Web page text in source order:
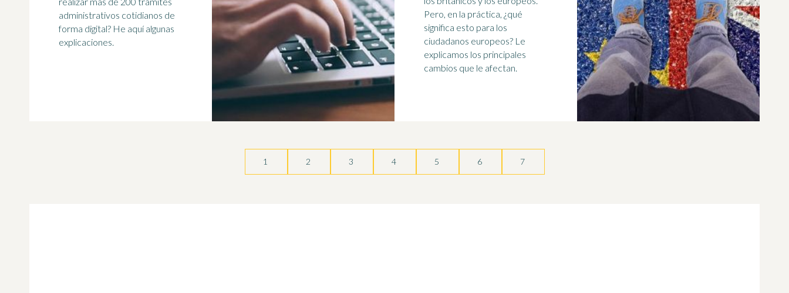
administrativos cotidianos de
forma digital? He aquí algunas
explicaciones.
Pero, en la práctica, ¿qué
significa esto para los
ciudadanos europeos? Le
explicamos los principales
cambios que le afectan.
1 2 3 4 5 6 7